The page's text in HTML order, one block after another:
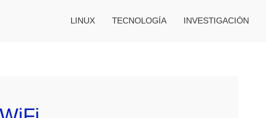
LINUX TECNOLOGÍA INVESTIGACIÓN